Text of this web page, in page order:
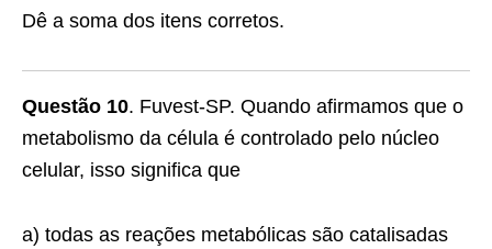
Dê a soma dos itens corretos.
Questão 10. Fuvest-SP. Quando afirmamos que o
metabolismo da célula é controlado pelo núcleo
celular, isso significa que
a) todas as reações metabólicas são catalisadas